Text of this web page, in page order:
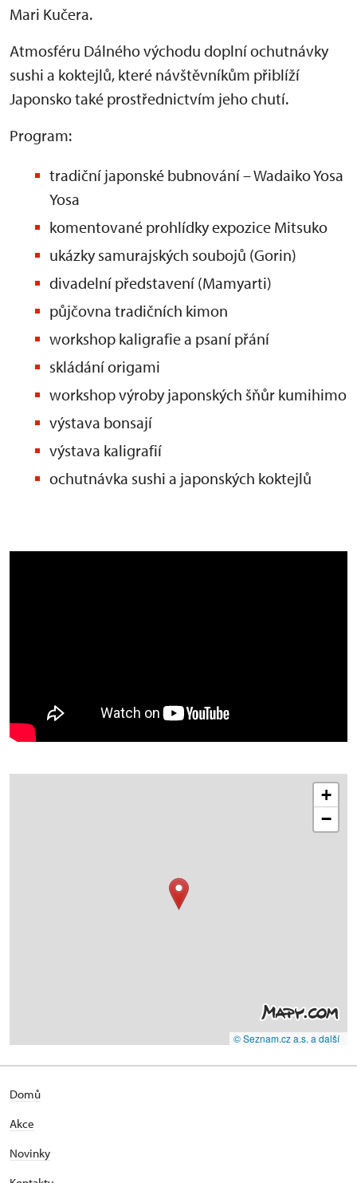
Mari Kučera.
Atmosféru Dálného východu doplní ochutnávky
sushi a koktejlů, které návštěvníkům přiblíží
Japonsko také prostřednictvím jeho chutí.
Program:
tradiční japonské bubnování – Wadaiko Yosa
Yosa
komentované prohlídky expozice Mitsuko
ukázky samurajských soubojů (Gorin)
divadelní představení (Mamyarti)
půjčovna tradičních kimon
workshop kaligrafie a psaní přání
skládání origami
workshop výroby japonských šňůr kumihimo
výstava bonsají
výstava kaligrafií
ochutnávka sushi a japonských koktejlů
+
−
© Seznam.cz a.s. a další
Domů
Akce
Novinky